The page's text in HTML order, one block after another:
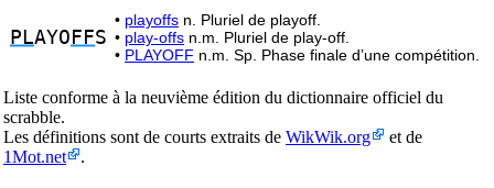
PLAYO FFS
• playoffs n. Pluriel de playoff.
• play-offs n.m. Pluriel de play-off.
• PLAYOFF n.m. Sp. Phase finale d’une compétition.
Liste conforme à la neuvième édition du dictionnaire officiel du
scrabble.
Les définitions sont de courts extraits de WikWik.org
et de
1Mot.net
.